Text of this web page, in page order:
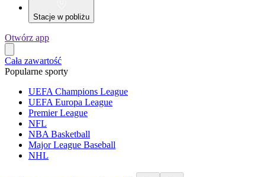
Stacje w pobliżu
Otwórz app
Cała zawartość
Popularne sporty
UEFA Champions League
UEFA Europa League
Premier League
NFL
NBA Basketball
Major League Baseball
NHL